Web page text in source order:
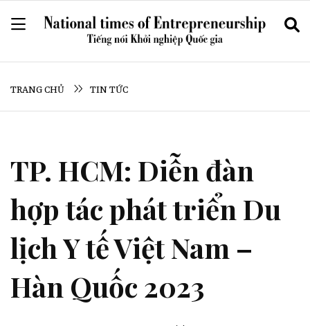
TRANG CHỦ TIN TỨC
TP. HCM: Diễn đàn
hợp tác phát triển Du
lịch Y tế Việt Nam –
Hàn Quốc 2023